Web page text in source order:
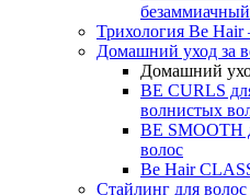
безаммиачный
Трихология Be
Домашний уход за
Домашний
BE CURLS
волнистых
BE SMOOTH
волос
Be Hair
Стайлинг для